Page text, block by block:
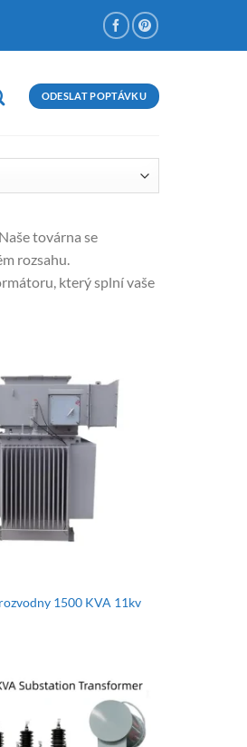
ODESLAT POPTÁVKU
továrna se
rozsahu.
který splní vaše
1500 KVA 11kv